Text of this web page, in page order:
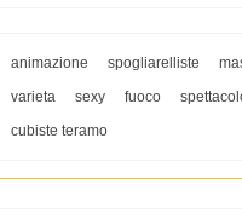
animazione spogliarelliste
varieta
sexy fuoco
cubiste teramo